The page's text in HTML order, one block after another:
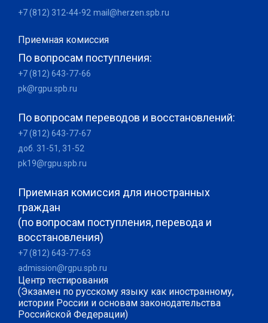
+7 (812) 312-44-92 mail@herzen.spb.ru
Приемная комиссия
По вопросам поступления:
+7 (812) 643-77-66
pk@rgpu.spb.ru
По вопросам переводов и восстановлений:
+7 (812) 643-77-67
доб. 31-51, 31-52
pk19@rgpu.spb.ru
Приемная комиссия для иностранных
граждан
(по вопросам поступления, перевода и
восстановления)
+7 (812) 643-77-63
admission@rgpu.spb.ru
Центр тестирования
(Экзамен по русскому языку как иностранному,
истории России и основам законодательства
Российской Федерации)